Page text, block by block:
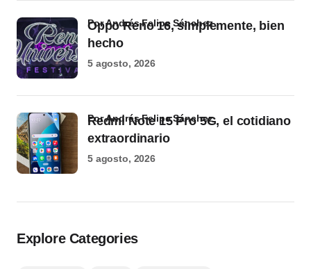
Oppo Reno 16, simplemente, bien
hecho
por Andrés Felipe Sánchez
5 agosto, 2026
Redmi Note 15 Pro 5G, el cotidiano
extraordinario
por Andrés Felipe Sánchez
5 agosto, 2026
Explore Categories